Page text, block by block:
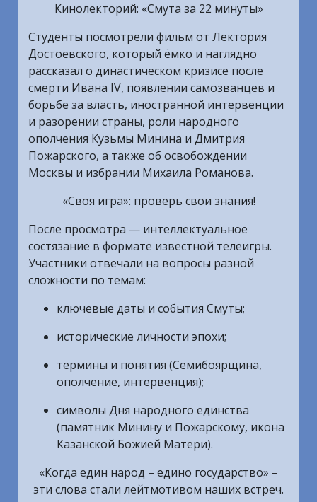
Кинолекторий: «Смута за 22 минуты»
Студенты посмотрели фильм от Лектория
Достоевского, который ёмко и наглядно
рассказал о династическом кризисе после
смерти Ивана IV, появлении самозванцев и
борьбе за власть, иностранной интервенции
и разорении страны, роли народного
ополчения Кузьмы Минина и Дмитрия
Пожарского, а также об освобождении
Москвы и избрании Михаила Романова.
«Своя игра»: проверь свои знания!
После просмотра — интеллектуальное
состязание в формате известной телеигры.
Участники отвечали на вопросы разной
сложности по темам:
ключевые даты и события Смуты;
исторические личности эпохи;
термины и понятия (Семибоярщина,
ополчение, интервенция);
символы Дня народного единства
(памятник Минину и Пожарскому, икона
Казанской Божией Матери).
«Когда един народ – едино государство» –
эти слова стали лейтмотивом наших встреч.